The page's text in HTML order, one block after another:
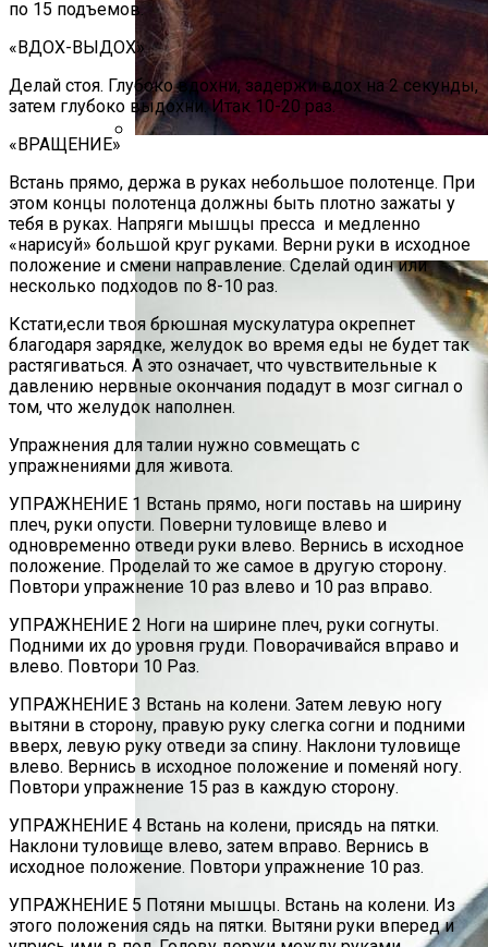
Особенным И Готовили Его По Особым
Случаям — И Для Членов Семьи, И Для
Дорогих Гостей.
по 15 подъемов.
«ВДОХ-ВЫДОХ»
Делай стоя. Глубоко вдохни, задержи вдох на 2 секунды,
затем глубоко выдохни. Итак 10-20 раз.
«ВРАЩЕНИЕ»
Встань прямо, держа в руках небольшое полотенце. При
этом концы полотенца должны быть плотно зажаты у
тебя в руках. Напряги мышцы пресса и медленно
«нарисуй» большой круг руками. Верни руки в исходное
положение и смени направление. Сделай один или
несколько подходов по 8-10 раз.
Кстати,если твоя брюшная мускулатура окрепнет
благодаря зарядке, желудок во время еды не будет так
растягиваться. А это означает, что чувствительные к
давлению нервные окончания подадут в мозг сигнал о
том, что желудок наполнен.
Упражнения для талии нужно совмещать с
упражнениями для живота.
УПРАЖНЕНИЕ 1 Встань прямо, ноги поставь на ширину
плеч, руки опусти. Поверни туловище влево и
одновременно отведи руки влево. Вернись в исходное
положение. Проделай то же самое в другую сторону.
Повтори упражнение 10 раз влево и 10 раз вправо.
УПРАЖНЕНИЕ 2 Ноги на ширине плеч, руки согнуты.
Подними их до уровня груди. Поворачивайся вправо и
влево. Повтори 10 Раз.
УПРАЖНЕНИЕ 3 Встань на колени. Затем левую ногу
вытяни в сторону, правую руку слегка согни и подними
вверх, левую руку отведи за спину. Наклони туловище
влево. Вернись в исходное положение и поменяй ногу.
Повтори упражнение 15 раз в каждую сторону.
УПРАЖНЕНИЕ 4 Встань на колени, присядь на пятки.
Наклони туловище влево, затем вправо. Вернись в
исходное положение. Повтори упражнение 10 раз.
УПРАЖНЕНИЕ 5 Потяни мышцы. Встань на колени. Из
этого положения сядь на пятки. Вытяни руки вперед и